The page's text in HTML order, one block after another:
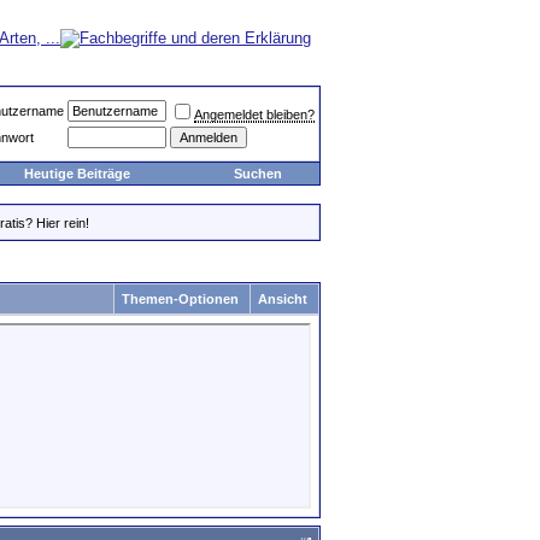
Angemeldet bleiben?
Heutige Beiträge Suchen
Hier rein!
Themen-Optionen Ansicht